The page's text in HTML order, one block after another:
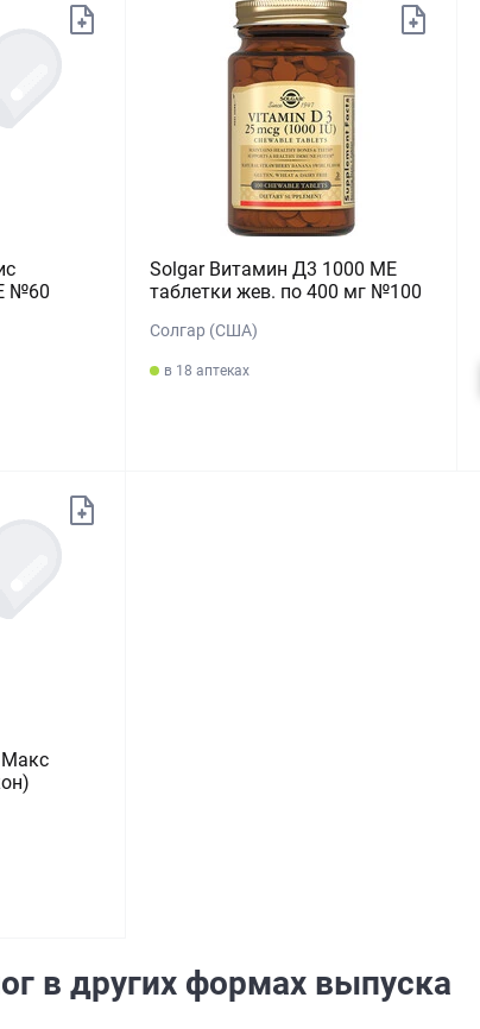
№60
Solgar Витамин Д3 1000 МЕ
таблетки жев. по 400 мг №100
Солгар (США)
в 18 аптеках
в других формах выпуска